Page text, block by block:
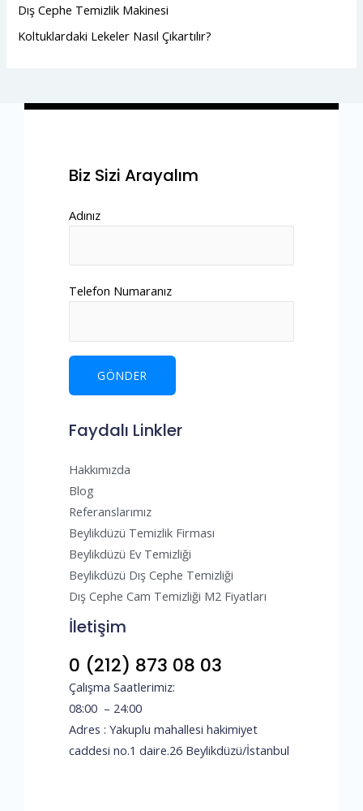
Dış Cephe Temizlik Makinesi
Koltuklardaki Lekeler Nasıl Çıkartılır?
Biz Sizi Arayalım
Adınız
Telefon Numaranız
Faydalı Linkler
Hakkımızda
Blog
Referanslarımız
Beylikdüzü Temizlik Firması
Beylikdüzü Ev Temizliği
Beylikdüzü Dış Cephe Temizliği
Dış Cephe Cam Temizliği M2 Fiyatları
İletişim
0 (212) 873 08 03
Çalışma Saatlerimiz:
08:00 – 24:00
Adres : Yakuplu mahallesi hakimiyet
caddesi no.1 daire.26 Beylikdüzü/İstanbul